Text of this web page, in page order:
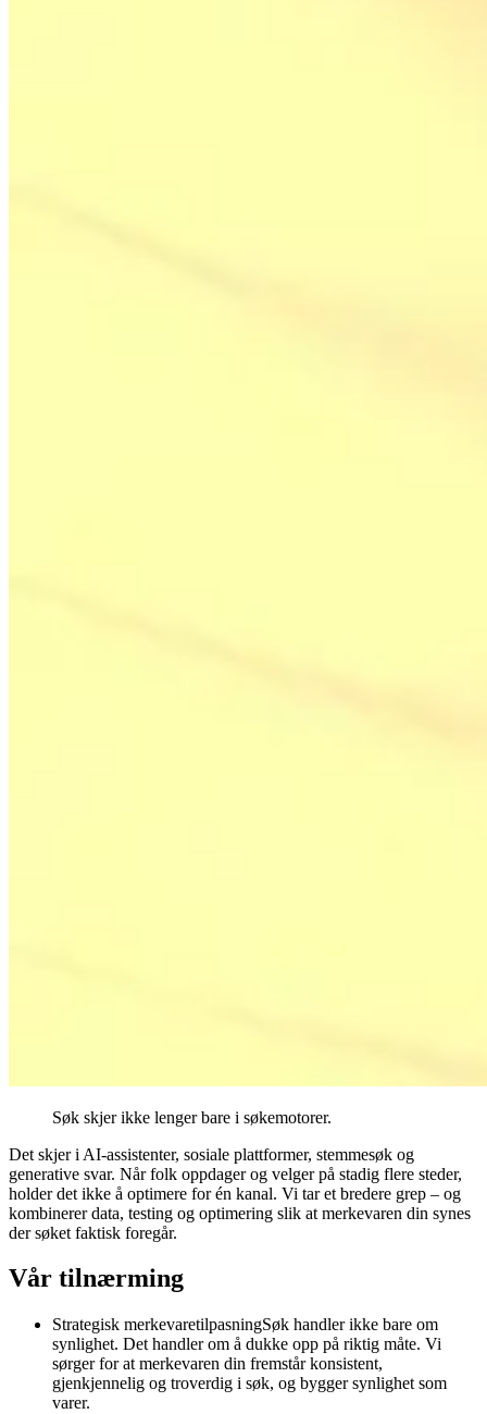
Søk skjer ikke lenger bare i søkemotorer.
Det skjer i AI-assistenter, sosiale plattformer, stemmesøk og
generative svar. Når folk oppdager og velger på stadig flere steder,
holder det ikke å optimere for én kanal. Vi tar et bredere grep – og
kombinerer data, testing og optimering slik at merkevaren din synes
der søket faktisk foregår.
Vår tilnærming
Strategisk merkevaretilpasningSøk handler ikke bare om
synlighet. Det handler om å dukke opp på riktig måte. Vi
sørger for at merkevaren din fremstår konsistent,
gjenkjennelig og troverdig i søk, og bygger synlighet som
varer.